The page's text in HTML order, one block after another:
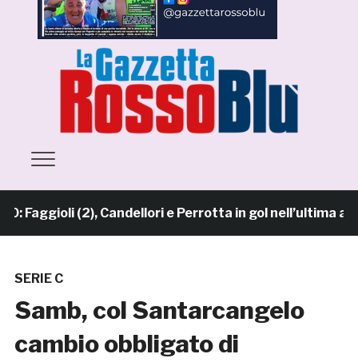
(2), Candellori e Perrotta in gol nell’ultima
SERIE C
Samb, col Santarcangelo
cambio obbligato di